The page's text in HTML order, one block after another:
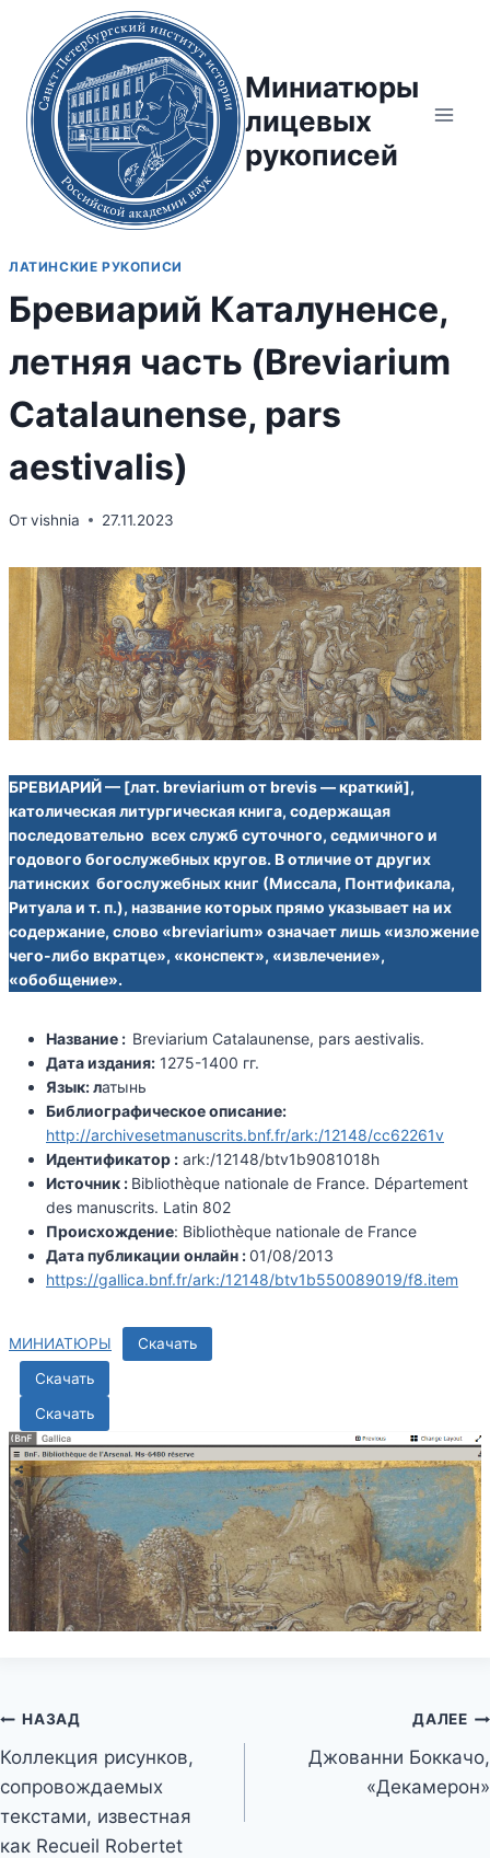
содержимому
Миниатюры
лицевых
рукописей
ЛАТИНСКИЕ РУКОПИСИ
Бревиарий Каталуненсе,
летняя часть (Breviarium
Catalaunense, pars
aestivalis)
Отvishnia 27.11.2023
БРЕВИАРИЙ — [лат. breviarium от brevis — краткий],
католическая литургическая книга, содержащая
последовательно всех служб суточного, седмичного и
годового богослужебных кругов. В отличие от других
латинских богослужебных книг (Миссала, Понтификала,
Ритуала и т. п.), название которых прямо указывает на их
содержание, слово «breviarium» означает лишь «изложение
чего-либо вкратце», «конспект», «извлечение»,
«обобщение».
Название : Breviarium Catalaunense, pars aestivalis.
Дата издания: 1275-1400 гг.
Язык: латынь
Библиографическое описание:
http://archivesetmanuscrits.bnf.fr/ark:/12148/cc62261v
Идентификатор : ark:/12148/btv1b9081018h
Источник : Bibliothèque nationale de France. Département
des manuscrits. Latin 802
Происхождение: Bibliothèque nationale de France
Дата публикации онлайн :01/08/2013
https://gallica.bnf.fr/ark:/12148/btv1b550089019/f8.item
МИНИАТЮРЫ
Скачать
Скачать
Скачать
Навигация
по
записям
НАЗАД
Коллекция рисунков,
сопровождаемых
текстами, известная
как Recueil Robertet
ДАЛЕЕ
Джованни Боккачо,
«Декамерон»